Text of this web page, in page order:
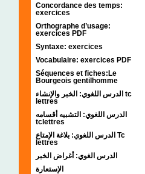
Concordance des temps:
exercices
Orthographe d’usage:
exercices PDF
Syntaxe: exercices
Vocabulaire: exercices PDF
Séquences et fiches:Le
Bourgeois gentilhomme
الدرس اللغوي: الخبر والإنشاء tc
lettres
الدرس اللغوي: التشبيه أقسامه
tclettres
الدرس اللغوي: بلاغة الإمتاع Tc
lettres
الدرس الغوي: أغراض الخبر
الإستعارة